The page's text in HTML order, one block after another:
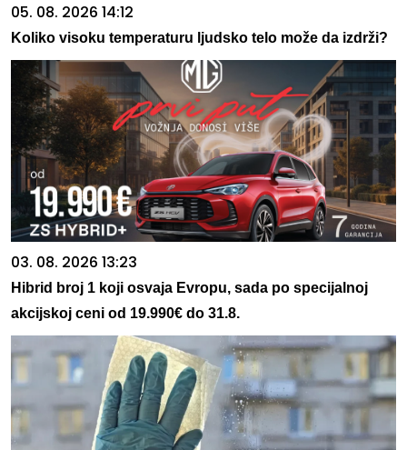
05. 08. 2026 14:12
Koliko visoku temperaturu ljudsko telo može da izdrži?
03. 08. 2026 13:23
Hibrid broj 1 koji osvaja Evropu, sada po specijalnoj
akcijskoj ceni od 19.990€ do 31.8.